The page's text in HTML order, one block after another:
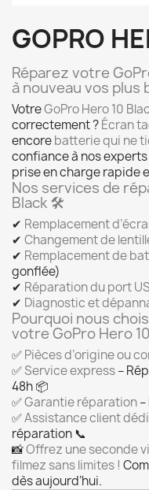
GOPRO
Réparez votre
à nouveau vos plus
VotreGoPro Hero 10
correctement ?Écran
encorebatterie qui ne
confiance à nos
prise en charge rapide
Nos services de
Black 🛠️
✔ Remplacement
✔ Changement de
✔ Remplacement de
gonflée)
✔ Réparation du port
✔ Diagnostic et
Pourquoi nous
votre GoPro Hero
✅Pièces d’origine ou
✅Service express–
48h 📦
✅Garantie réparation
✅Assistance client
réparation 📞
📸Offrez une seconde
filmez sans limites !
dès aujourd’hui.